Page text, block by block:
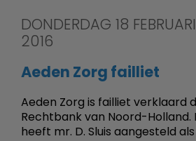
DONDERDAG 18 FEBRUARI
2016
Aeden Zorg failliet
Aeden Zorg is failliet verklaard
Rechtbank van Noord-
heeft mr. D. Sluis aangesteld